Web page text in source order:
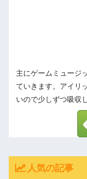
主にゲームミュージ
ていきます。アイリ
いので少しずつ吸収
人気の記事